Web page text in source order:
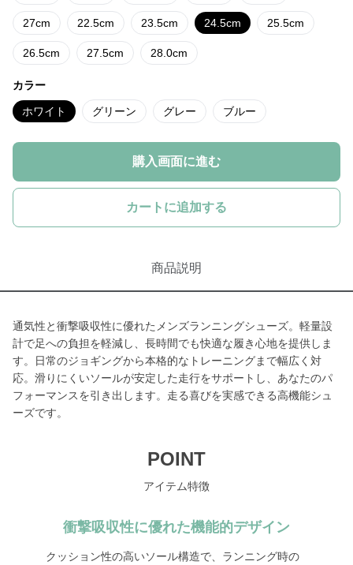
27cm 22.5cm 23.5cm 24.5cm 25.5cm
26.5cm 27.5cm 28.0cm
カラー
ホワイト グリーン グレー ブルー
購入画面に進む
カートに追加する
商品説明
通気性と衝撃吸収性に優れたメンズランニングシューズ。軽量設
計で足への負担を軽減し、長時間でも快適な履き心地を提供しま
す。日常のジョギングから本格的なトレーニングまで幅広く対
応。滑りにくいソールが安定した走行をサポートし、あなたのパ
フォーマンスを引き出します。走る喜びを実感できる高機能シュ
ーズです。
POINT
アイテム特徴
衝撃吸収性に優れた機能的デザイン
クッション性の高いソール構造で、ランニング時の